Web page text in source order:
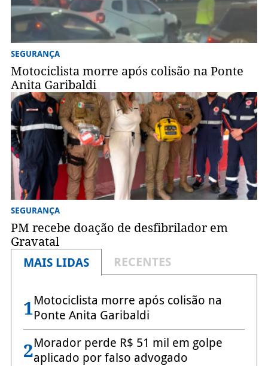
SEGURANÇA
Motociclista morre após colisão na Ponte
Anita Garibaldi
SEGURANÇA
PM recebe doação de desfibrilador em
Gravatal
MAIS LIDAS
RECENTES
1Motociclista morre após colisão na
Ponte Anita Garibaldi
2Morador perde R$ 51 mil em golpe
aplicado por falso advogado